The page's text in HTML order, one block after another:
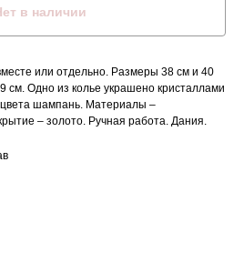
в наличии
или отдельно. Размеры 38 см и 40
см. Одно из колье украшено кристаллами
цвета шампань. Материалы –
– золото. Ручная работа. Дания.